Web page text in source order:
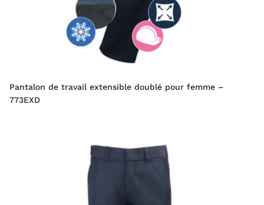
Pantalon de travail extensible doublé pour femme –
773EXD